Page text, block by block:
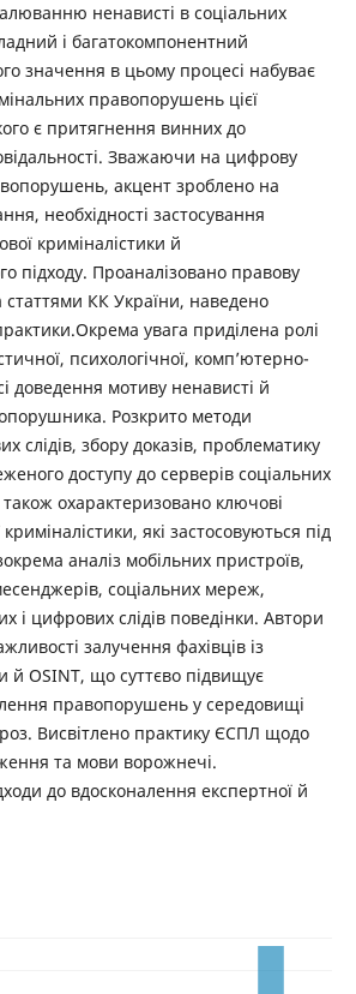
ненависті в соціальних
і багатокомпонентний
значення в цьому процесі набуває
правопорушень цієї
є притягнення винних до
Зважаючи на цифрову
акцент зроблено на
необхідності застосування
криміналістики й
підходу. Проаналізовано правову
статтями КК України, наведено
увага приділена ролі
психологічної, комп’ютерно-
доведення мотиву ненависті й
Розкрито методи
слідів, збору доказів, проблематику
доступу до серверів соціальних
охарактеризовано ключові
які застосовуються під
аналіз мобільних пристроїв,
соціальних мереж,
і цифрових слідів поведінки. Автори
залучення фахівців із
й OSINT, що суттєво підвищує
правопорушень у середовищі
Висвітлено практику ЄСПЛ щодо
та мови ворожнечі.
до вдосконалення експертної й